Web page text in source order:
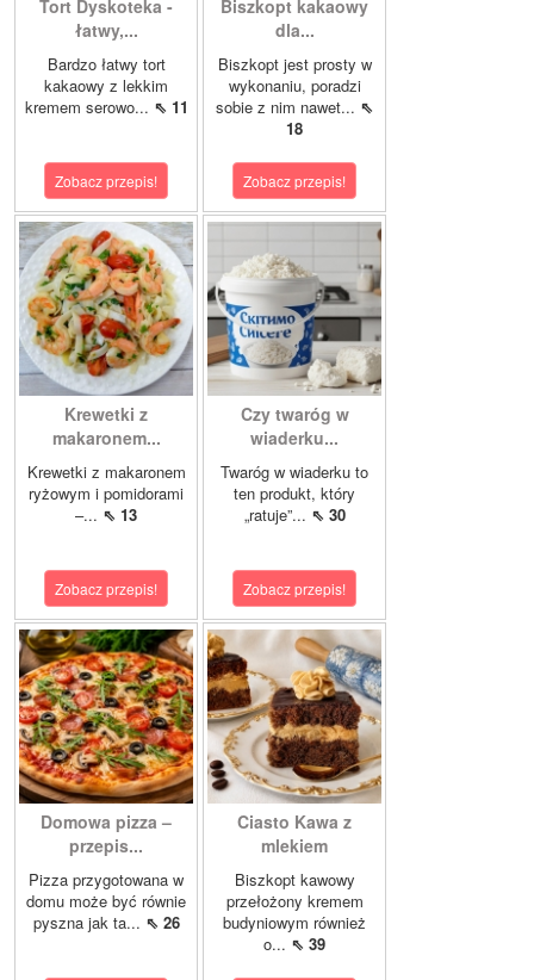
Tort Dyskoteka -
łatwy,...
Bardzo łatwy tort
kakaowy z lekkim
kremem serowo... ⇖ 11
Zobacz przepis!
Biszkopt kakaowy
dla...
Biszkopt jest prosty w
wykonaniu, poradzi
sobie z nim nawet... ⇖
18
Zobacz przepis!
Krewetki z
makaronem...
Krewetki z makaronem
ryżowym i pomidorami
–... ⇖ 13
Zobacz przepis!
Czy twaróg w
wiaderku...
Twaróg w wiaderku to
ten produkt, który
„ratuje”... ⇖ 30
Zobacz przepis!
Domowa pizza –
przepis...
Pizza przygotowana w
domu może być równie
pyszna jak ta... ⇖ 26
Ciasto Kawa z
mlekiem
Biszkopt kawowy
przełożony kremem
budyniowym również
o... ⇖ 39